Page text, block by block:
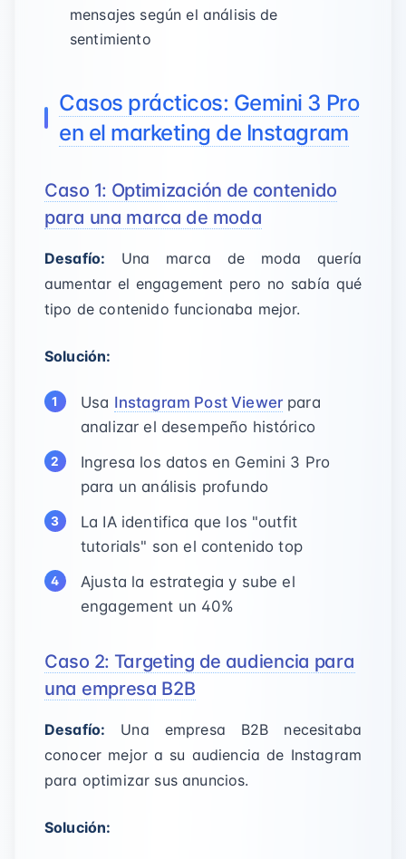
mensajes según el análisis de
sentimiento
Casos prácticos: Gemini 3 Pro
en el marketing de Instagram
Caso 1: Optimización de contenido
para una marca de moda
Desafío: Una marca de moda quería
aumentar el engagement pero no sabía qué
tipo de contenido funcionaba mejor.
Solución:
Usa Instagram Post Viewer para
analizar el desempeño histórico
Ingresa los datos en Gemini 3 Pro
para un análisis profundo
La IA identifica que los "outfit
tutorials" son el contenido top
Ajusta la estrategia y sube el
engagement un 40%
Caso 2: Targeting de audiencia para
una empresa B2B
Desafío: Una empresa B2B necesitaba
conocer mejor a su audiencia de Instagram
para optimizar sus anuncios.
Solución: